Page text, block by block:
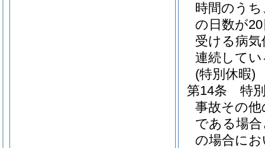
時間のう
の日数が
受ける病
連続して
(特別休暇)
第14条
特
事故その
である場
の場合に